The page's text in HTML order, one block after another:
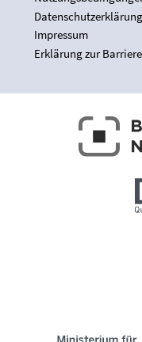
Impressum
Erklärung zur